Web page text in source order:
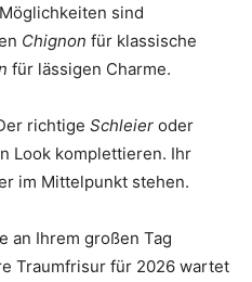
sind
Chignon für klassische
für lässigen Charme.
richtige Schleier oder
Look komplettieren. Ihr
im Mittelpunkt stehen.
an Ihrem großen Tag
Traumfrisur für 2026 wartet